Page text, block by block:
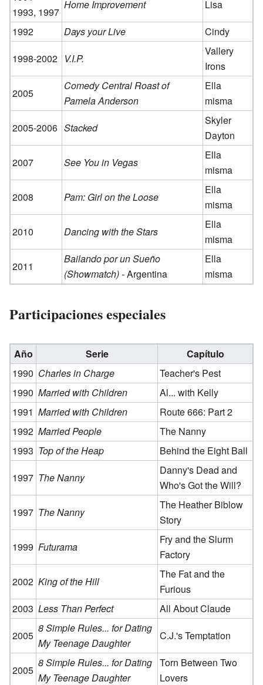
1993, 1997
Home Improvement
Lisa
1992
Days your Live
Cindy
1998-2002 V.I.P.
Vallery
Irons
2005
Comedy Central Roast of
Pamela Anderson
Ella
misma
2005-2006 Stacked
Skyler
Dayton
2007
See You in Vegas
Ella
misma
2008
Pam: Girl on the Loose
Ella
misma
2010
Dancing with the Stars
Ella
misma
2011
Bailando por un Sueño
(Showmatch) -Argentina
Ella
misma
Participaciones especiales
Año Serie
Capítulo
1990 Charles in Charge
Teacher's Pest
1990 Married with Children
Al... with Kelly
1991 Married with Children
Route 666: Part 2
1992 Married People
The Nanny
1993 Top of the Heap
Behind the Eight Ball
1997 The Nanny
Danny's Dead and
Who's Got the Will?
1997 The Nanny
The Heather Biblow
Story
1999 Futurama
Fry and the Slurm
Factory
2002 King of the Hill
The Fat and the
Furious
2003 Less Than Perfect
All About Claude
2005
8 Simple Rules... for Dating
My Teenage Daughter
C.J.'s Temptation
2005
8 Simple Rules... for Dating
My Teenage Daughter
Torn Between Two
Lovers